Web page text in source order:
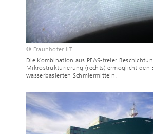
© Fraunhofer ILT
Die Kombination aus PFAS-freier
Mikrostrukturierung (rechts) ermöglicht den
wasserbasierten Schmiermitteln.